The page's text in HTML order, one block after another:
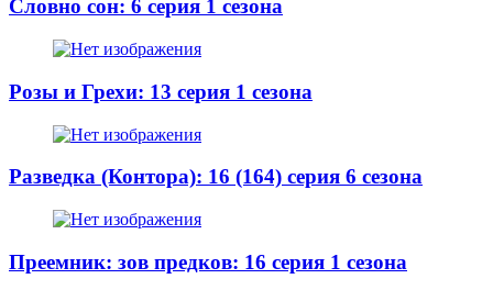
Словно сон: 6 серия 1 сезона
Розы и Грехи: 13 серия 1 сезона
Разведка (Контора): 16 (164) серия 6 сезона
Преемник: зов предков: 16 серия 1 сезона